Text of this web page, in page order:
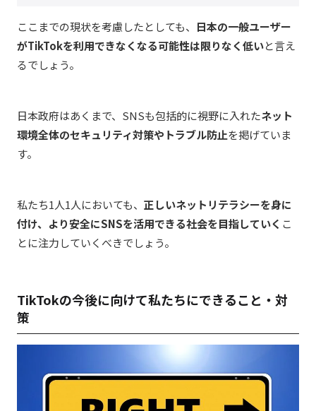
ここまでの現状を考慮したとしても、 日本の一般ユーザー
がTikTokを利用できなくなる可能性は限りなく低いと言え
るでしょう。
日本政府はあくまで、SNSも包括的に視野に入れたネット
環境全体のセキュリティ対策やトラブル防止を掲げていま
す。
私たち1人1人においても、 正しいネットリテラシーを身に
付け、より安全にSNSを活用できる社会を目指していく こ
とに注力していくべきでしょう。
TikTokの今後に向けて私たちにできること・対
策